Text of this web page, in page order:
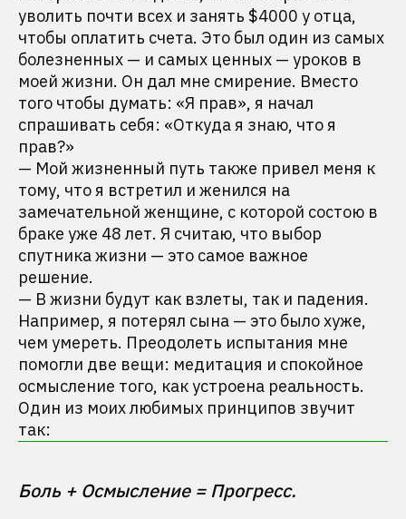
уволить почти всех и занять $4000 у отца,
чтобы оплатить счета. Это был один из самых
болезненных — и самых ценных — уроков в
моей жизни. Он дал мне смирение. Вместо
того чтобы думать: «Я прав», я начал
спрашивать себя: «Откуда я знаю, что я
прав?»
— Мой жизненный путь также привел меня к
тому, что я встретил и женился на
замечательной женщине, с которой состою в
браке уже 48 лет. Я считаю, что выбор
спутника жизни — это самое важное
решение.
— В жизни будут как взлеты, так и падения.
Например, я потерял сына — это было хуже,
чем умереть. Преодолеть испытания мне
помогли две вещи: медитация и спокойное
осмысление того, как устроена реальность.
Один из моих любимых принципов звучит
так:
Боль + Осмысление = Прогресс.